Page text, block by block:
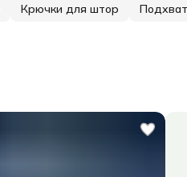
Крючки для штор